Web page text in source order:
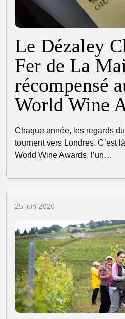
Le Dézaley
Fer de La
récompensé
World Wine
Chaque année, les regards
tournent vers Londres. C’est
World Wine Awards, l’un…
25 juin 2026